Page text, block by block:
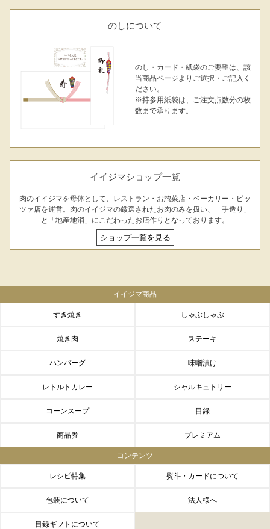
のしについて
のし・カード・紙袋のご要望は、該
当商品ページよりご選択・ご記入く
ださい。
※持参用紙袋は、ご注文点数分の枚
数まで承ります。
イイジマショップ一覧
肉のイイジマを母体として、レストラン・お惣菜店・ベーカリー・ピッ
ツァ店を運営。肉のイイジマの厳選されたお肉のみを扱い、「手造り」
と「地産地消」にこだわったお店作りとなっております。
ショップ一覧を見る
イイジマ商品
すき焼き しゃぶしゃぶ
焼き肉 ステーキ
ハンバーグ 味噌漬け
レトルトカレー シャルキュトリー
コーンスープ 目録
商品券 プレミアム
コンテンツ
レシピ特集 熨斗・カードについて
包装について 法人様へ
目録ギフトについて